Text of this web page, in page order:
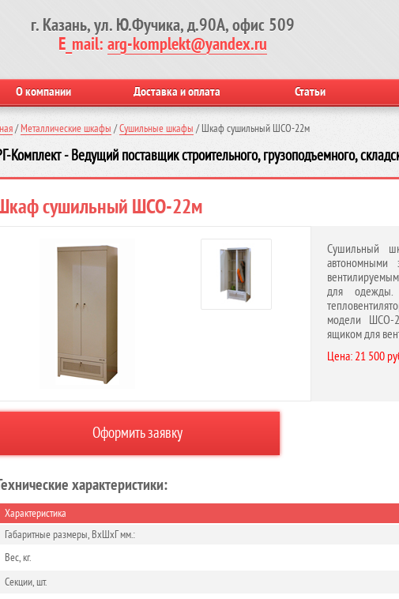
г. Казань, ул. Ю.Фучика, д.90А, офис 509
E_mail:arg-komplekt@yandex.ru
О компании Доставка и оплата Статьи
/ Металлические шкафы / Cушильные шкафы / Шкаф сушильный ШСО-22м
Комплект - Ведущий поставщик строительного, грузоподъемного,
сушильный ШСО-22м
Оформить заявку
Сушильный
автономными
для одежды.
модели ШСО-
ящиком для
Цена: 21 500
характеристики:
Характеристика
Габаритные размеры, ВхШхГ мм.:
Вес, кг.
Секции, шт.